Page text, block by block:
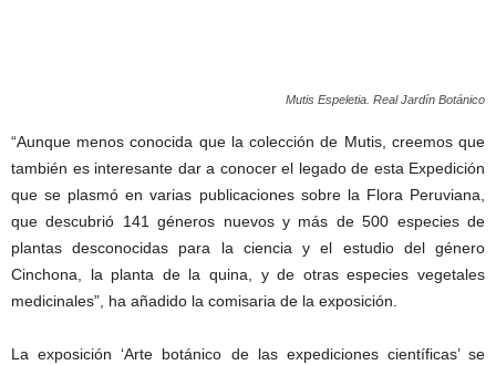
Mutis Espeletia. Real Jardín Botánico
“Aunque menos conocida que la colección de Mutis, creemos que
también es interesante dar a conocer el legado de esta Expedición
que se plasmó en varias publicaciones sobre la Flora Peruviana,
que descubrió 141 géneros nuevos y más de 500 especies de
plantas desconocidas para la ciencia y el estudio del género
Cinchona, la planta de la quina, y de otras especies vegetales
medicinales”, ha añadido la comisaria de la exposición.
La exposición ‘Arte botánico de las expediciones científicas’ se